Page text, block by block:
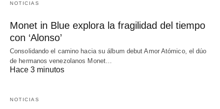
NOTICIAS
Monet in Blue explora la fragilidad del tiempo
con ‘Alonso’
Consolidando el camino hacia su álbum debut Amor Atómico, el dúo
de hermanos venezolanos Monet…
Hace 3 minutos
NOTICIAS